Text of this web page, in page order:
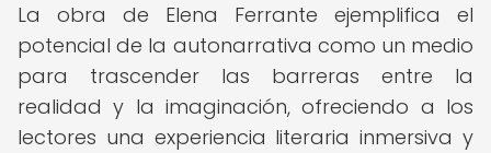
La obra de Elena Ferrante ejemplifica el
potencial de la autonarrativa como un medio
para trascender las barreras entre la
realidad y la imaginación, ofreciendo a los
lectores una experiencia literaria inmersiva y